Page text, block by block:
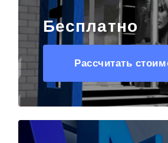
Бесплатно
Рассчитать